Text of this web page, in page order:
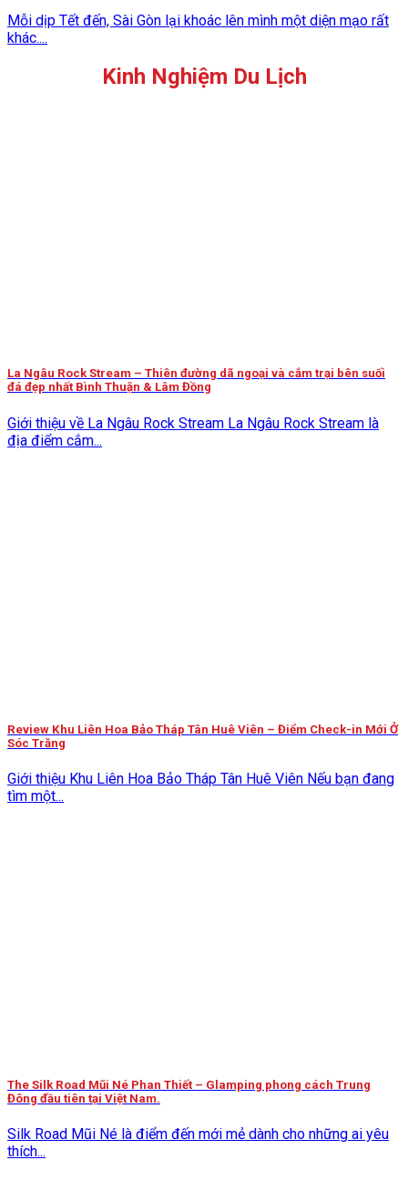
Mỗi dịp Tết đến, Sài Gòn lại khoác lên mình một diện mạo rất
khác....
Kinh Nghiệm Du Lịch
La Ngâu Rock Stream – Thiên đường dã ngoại và cắm trại bên suối
đá đẹp nhất Bình Thuận & Lâm Đồng
Giới thiệu về La Ngâu Rock Stream La Ngâu Rock Stream là
địa điểm cắm...
Review Khu Liên Hoa Bảo Tháp Tân Huê Viên – Điểm Check-in Mới Ở
Sóc Trăng
Giới thiệu Khu Liên Hoa Bảo Tháp Tân Huê Viên Nếu bạn đang
tìm một...
The Silk Road Mũi Né Phan Thiết – Glamping phong cách Trung
Đông đầu tiên tại Việt Nam.
Silk Road Mũi Né là điểm đến mới mẻ dành cho những ai yêu
thích...